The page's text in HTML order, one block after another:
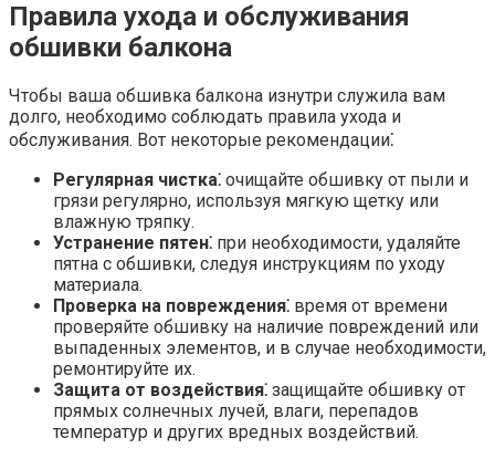
Правила ухода и обслуживания
обшивки балкона
Чтобы ваша обшивка балкона изнутри служила вам
долго, необходимо соблюдать правила ухода и
обслуживания.​ Вот некоторые рекомендации⁚
Регулярная чистка⁚ очищайте обшивку от пыли и
грязи регулярно, используя мягкую щетку или
влажную тряпку.​
Устранение пятен⁚ при необходимости, удаляйте
пятна с обшивки, следуя инструкциям по уходу
материала.
Проверка на повреждения⁚ время от времени
проверяйте обшивку на наличие повреждений или
выпаденных элементов, и в случае необходимости,
ремонтируйте их.​
Защита от воздействия⁚ защищайте обшивку от
прямых солнечных лучей, влаги, перепадов
температур и других вредных воздействий.​